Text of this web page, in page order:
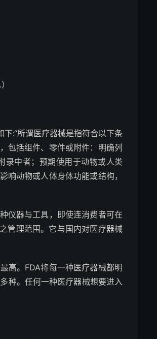
:“所谓医疗器械是指符合以下条
包括组件、零件或附件：明确列
中者；预期使用于动物或人类
响动物或人体身体功能或结构，
仪器与工具，即使连消费者可在
管理范围。它与国内对医疗器械
高。FDA将每一种医疗器械都明
种。任何一种医疗器械想要进入